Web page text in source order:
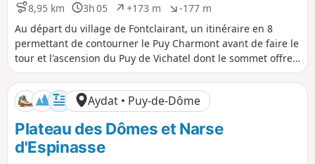
i
f
i
f
8,95 km
D
i
s
t
a
n
c
e
3h 05
D
u
r
é
e
+173 m
D
é
n
i
v
e
l
é
p
o
-177 m
D
é
n
i
v
e
l
é
n
é
Au départ du village de Fontclairant, un itinéraire en 8
permettant de contourner le Puy Charmont avant de faire le
tour et l'ascension du Puy de Vichatel dont le sommet offre
un beau panorama.Bémol à cette randonnée : proximité de
la D2089 entre les deux puys.
Aydat • Puy-de-Dôme
Plateau des Dômes et Narse
d'Espinasse